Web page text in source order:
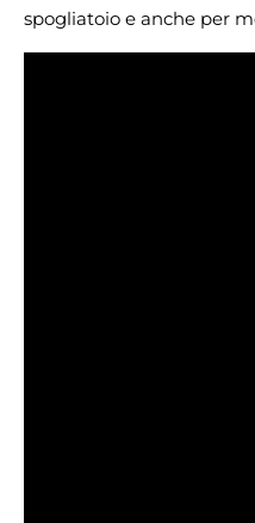
spogliatoio e anche per